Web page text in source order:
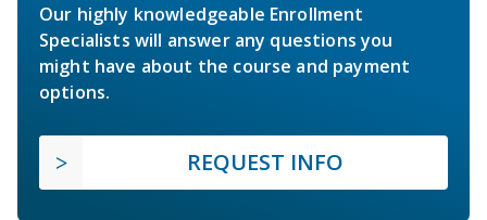
Our highly knowledgeable Enrollment
Specialists will answer any questions you
might have about the course and payment
options.
REQUEST INFO